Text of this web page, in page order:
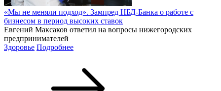
«Мы не меняли подход». Зампред НБД-Банка о работе с
бизнесом в период высоких ставок
Евгений Максаков ответил на вопросы нижегородских
предпринимателей
Здоровье Подробнее